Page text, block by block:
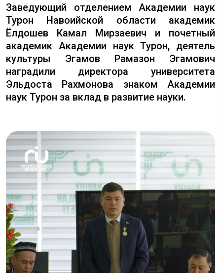
Заведующий отделением Академии наук
Турон Навоийской области академик
Ёлдошев Камал Мирзаевич и почетный
академик Академии наук Турон, деятель
культуры Эгамов Рамазон Эгамович
наградили директора университета
Эльдоста Рахмонова знаком Академии
наук Турон за вклад в развитие науки.